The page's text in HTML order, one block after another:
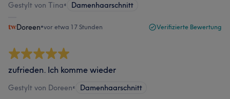
Gestylt von Tina• Damenhaarschnitt
Doreen•vor etwa 17 Stunden Verifizierte Bewertung
zufrieden. Ich komme wieder
Gestylt von Doreen• Damenhaarschnitt